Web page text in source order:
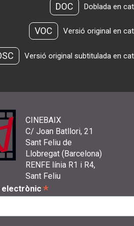
DOC Doblada en
VOC Versió original en
Versió original subtitulada en
CINEBAIX
C/ Joan Batllori, 21
Sant Feliu de
Llobregat (Barcelona)
RENFE línia R1 i R4,
Sant Feliu
electrònic *